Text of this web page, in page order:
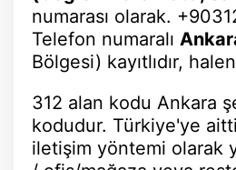
numarası olarak.
Telefon numaralı
Bölgesi) kayıtlıdır,
312 alan kodu Ankara
kodudur. Türkiye'ye
iletişim yöntemi olarak